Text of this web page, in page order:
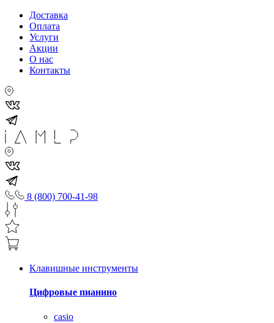
Доставка
Оплата
Услуги
Акции
О нас
Контакты
8 (800) 700-41-98
Клавишные инструменты
Цифровые пианино
casio